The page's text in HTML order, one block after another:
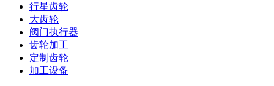
行星齿轮
大齿轮
阀门执行器
齿轮加工
定制齿轮
加工设备